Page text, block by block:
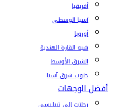
أفريقيا
آسيا الوسطى
أوروبا
شبه القارة الهندية
الشرق الأوسط
جنوب شرق آسيا
أفضل الوجهات
رحلات إلى تبيليسي